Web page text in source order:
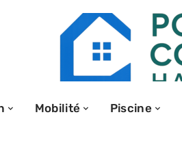
Mobilité Piscine